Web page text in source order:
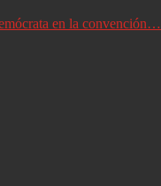
en la convención…